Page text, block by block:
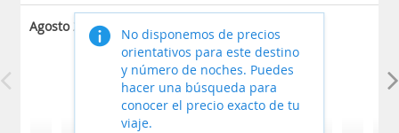
Agosto 2026
No disponemos de precios
orientativos para este destino
y número de noches. Puedes
hacer una búsqueda para
conocer el precio exacto de tu
viaje.